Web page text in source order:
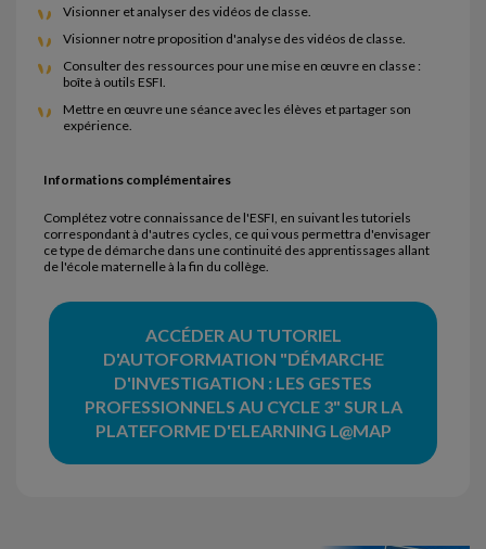
Visionner et analyser des vidéos de classe.
Visionner notre proposition d'analyse des vidéos de classe.
Consulter des ressources pour une mise en œuvre en classe :
boîte à outils ESFI.
Mettre en œuvre une séance avec les élèves et partager son
expérience.
Informations complémentaires
Complétez votre connaissance de l'ESFI, en suivant les tutoriels
correspondant à d'autres cycles, ce qui vous permettra d'envisager
ce type de démarche dans une continuité des apprentissages allant
de l'école maternelle à la fin du collège.
ACCÉDER AU TUTORIEL
D'AUTOFORMATION "DÉMARCHE
D'INVESTIGATION : LES GESTES
PROFESSIONNELS AU CYCLE 3" SUR LA
PLATEFORME D'ELEARNING L@MAP